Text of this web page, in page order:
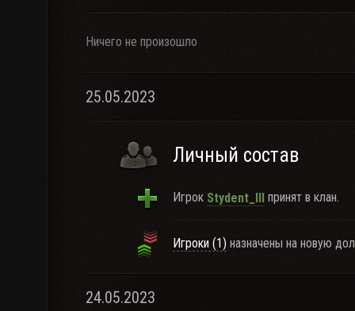
Ничего не произошло
25.05.2023
Личный состав
Игрок Stydent_III принят в клан.
Игроки (1) назначены на новую
24.05.2023